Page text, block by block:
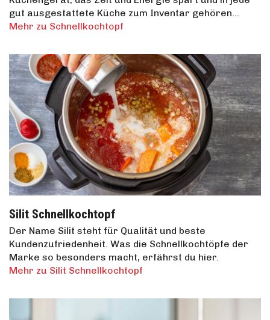
gut ausgestattete Küche zum Inventar gehören…
Mehr zu Schnellkochtopf
Silit Schnellkochtopf
Der Name Silit steht für Qualität und beste
Kundenzufriedenheit. Was die Schnellkochtöpfe der
Marke so besonders macht, erfährst du hier.
Mehr zu Silit Schnellkochtopf